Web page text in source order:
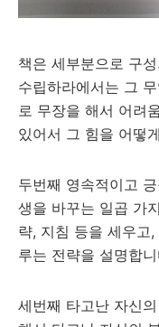
책은 세부분으로 구
수립하라에서는 그
로 무장을 해서 어려
있어서 그 힘을 어떻
두번째 영속적이고
생을 바꾸는 일곱 가
략, 지침 등을 세우고
루는 전략을 설명합
세번째 타고난 자신